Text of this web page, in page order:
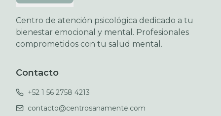
Centro de atención psicológica dedicado a tu
bienestar emocional y mental. Profesionales
comprometidos con tu salud mental.
Contacto
+52 1 56 2758 4213
contacto@centrosanamente.com